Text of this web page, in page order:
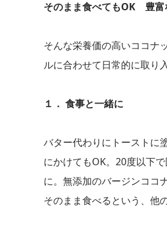
そのまま食べてもOK 豊富
そんな栄養価の高いココナ
ルに合わせて日常的に取り
１． 食事と一緒に
バター代わりにトーストに
にかけてもOK。20度以下
に。無添加のバージンココ
そのまま食べるという、他